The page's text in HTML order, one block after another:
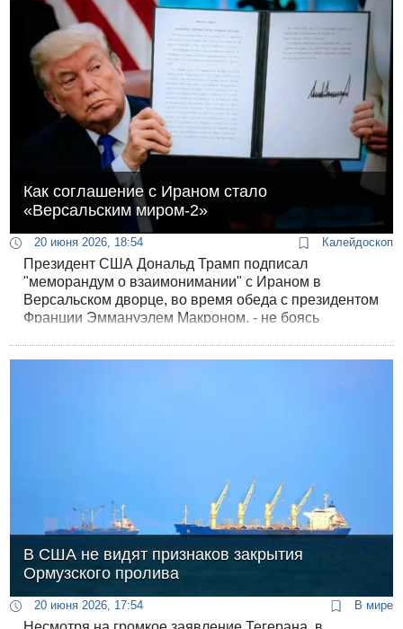
Вашингтоном.
Как соглашение с Ираном стало
«Версальским миром-2»
20 июня 2026, 18:54 Калейдоскоп
Президент США Дональд Трамп подписал
"меморандум о взаимонимании" с Ираном в
Версальском дворце, во время обеда с президентом
Франции Эммануэлем Макроном, - не боясь
В США не видят признаков закрытия
Ормузского пролива
20 июня 2026, 17:54 В мире